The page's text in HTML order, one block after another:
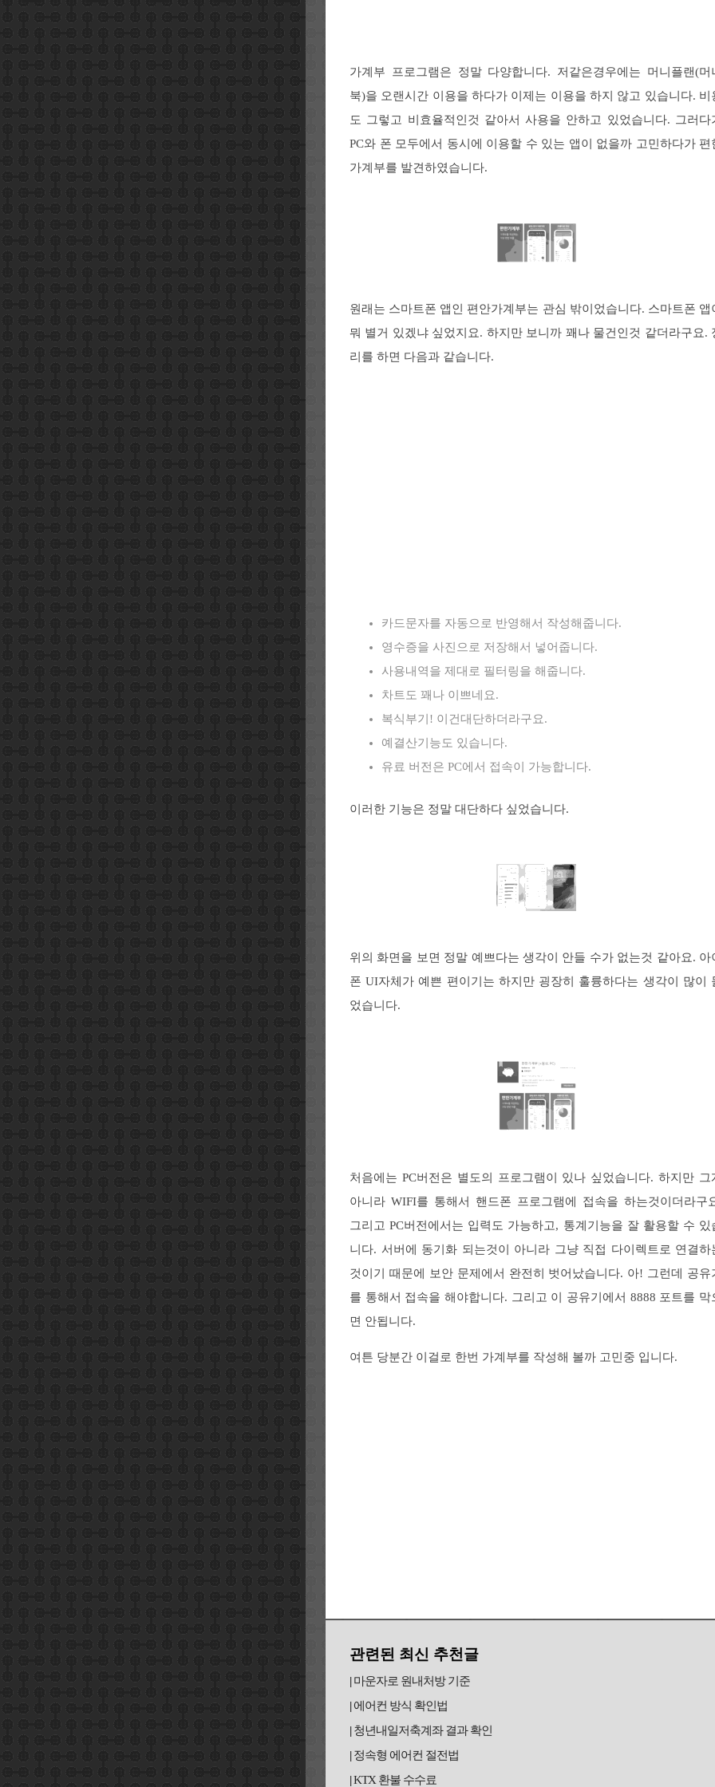
가계부 프로그램은 정말 다양합니다. 저같은경우에는 머니플랜(머
북)을 오랜시간 이용을 하다가 이제는 이용을 하지 않고 있습니다. 비
도 그렇고 비효율적인것 같아서 사용을 안하고 있었습니다. 그러다
PC와 폰 모두에서 동시에 이용할 수 있는 앱이 없을까 고민하다가 편
가계부를 발견하였습니다.
원래는 스마트폰 앱인 편안가계부는 관심 밖이었습니다. 스마트폰 앱
뭐 별거 있겠냐 싶었지요. 하지만 보니까 꽤나 물건인것 같더라구요.
리를 하면 다음과 같습니다.
카드문자를 자동으로 반영해서 작성해줍니다.
영수증을 사진으로 저장해서 넣어줍니다.
사용내역을 제대로 필터링을 해줍니다.
차트도 꽤나 이쁘네요.
복식부기! 이건대단하더라구요.
예결산기능도 있습니다.
유료 버전은 PC에서 접속이 가능합니다.
이러한 기능은 정말 대단하다 싶었습니다.
위의 화면을 보면 정말 예쁘다는 생각이 안들 수가 없는것 같아요. 아
폰 UI자체가 예쁜 편이기는 하지만 굉장히 훌륭하다는 생각이 많이
었습니다.
처음에는 PC버전은 별도의 프로그램이 있나 싶었습니다. 하지만 그
아니라 WIFI를 통해서 핸드폰 프로그램에 접속을 하는것이더라구
그리고 PC버전에서는 입력도 가능하고, 통계기능을 잘 활용할 수 있
니다. 서버에 동기화 되는것이 아니라 그냥 직접 다이렉트로 연결하
것이기 때문에 보안 문제에서 완전히 벗어났습니다. 아! 그런데 공유
를 통해서 접속을 해야합니다. 그리고 이 공유기에서 8888 포트를 막
면 안됩니다.
여튼 당분간 이걸로 한번 가계부를 작성해 볼까 고민중 입니다.
관련된 최신 추천글
마운자로 원내처방 기준
에어컨 방식 확인법
청년내일저축계좌 결과 확인
정속형 에어컨 절전법
KTX 환불 수수료